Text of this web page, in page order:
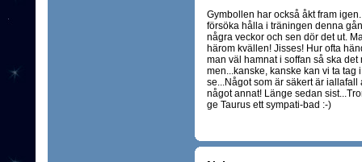
Gymbollen har också åkt fram
försöka hålla i träningen denna
några veckor och sen dör det ut.
härom kvällen! Jisses! Hur ofta
man väl hamnat i soffan så ska
men...kanske, kanske kan vi ta tag
se...Något som är säkert är
något annat! Länge sedan
ge Taurus ett sympati-bad :-)